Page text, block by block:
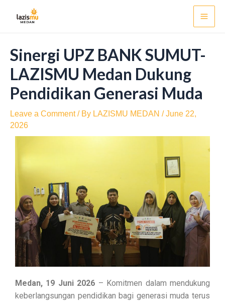
Sinergi UPZ BANK SUMUT-
LAZISMU Medan Dukung
Pendidikan Generasi Muda
Leave a Comment / By LAZISMU MEDAN /June 22,
2026
Medan, 19 Juni 2026 – Komitmen dalam mendukung
keberlangsungan pendidikan bagi generasi muda terus
navigation